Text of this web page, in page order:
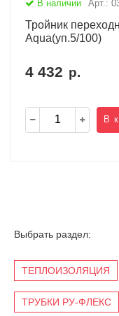
В наличии Арт.:
Тройник
Aqua(уп.5/100)
4 432 р.
В
Выбрать раздел:
ТЕПЛОИЗОЛЯЦИЯ
ТРУБКИ РУ-ФЛЕКС